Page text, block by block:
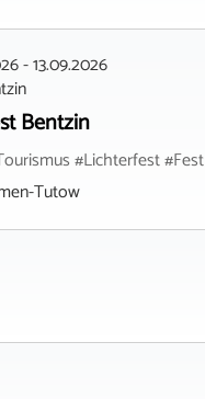
-13.09.2026
Bentzin
#Lichterfest #Fest
Tutow